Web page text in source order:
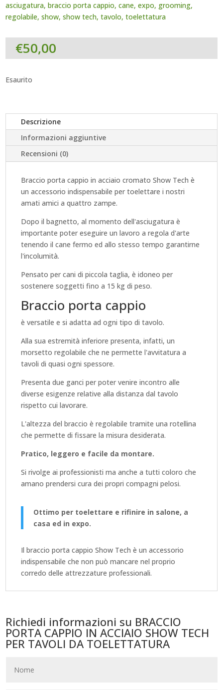
asciugatura,braccio porta cappio,cane,expo, grooming,
regolabile,show,show tech,tavolo,toelettatura
€50,00
Esaurito
Descrizione
Informazioni aggiuntive
Recensioni (0)
Braccio porta cappio in acciaio cromato Show Tech è
un accessorio indispensabile per toelettare i nostri
amati amici a quattro zampe.
Dopo il bagnetto, al momento dell'asciugatura è
importante poter eseguire un lavoro a regola d'arte
tenendo il cane fermo ed allo stesso tempo garantirne
l'incolumità.
Pensato per cani di piccola taglia, è idoneo per
sostenere soggetti fino a 15 kg di peso.
Braccio porta cappio
è versatile e si adatta ad ogni tipo di tavolo.
Alla sua estremità inferiore presenta, infatti, un
morsetto regolabile che ne permette l'avvitatura a
tavoli di quasi ogni spessore.
Presenta due ganci per poter venire incontro alle
diverse esigenze relative alla distanza dal tavolo
rispetto cui lavorare.
L'altezza del braccio è regolabile tramite una rotellina
che permette di fissare la misura desiderata.
Pratico, leggero e facile da montare.
Si rivolge ai professionisti ma anche a tutti coloro che
amano prendersi cura dei propri compagni pelosi.
Ottimo per toelettare e rifinire in salone, a
casa ed in expo.
Il braccio porta cappio Show Tech è un accessorio
indispensabile che non può mancare nel proprio
corredo delle attrezzature professionali.
Richiedi informazioni su BRACCIO
PORTA CAPPIO IN ACCIAIO SHOW TECH
PER TAVOLI DA TOELETTATURA